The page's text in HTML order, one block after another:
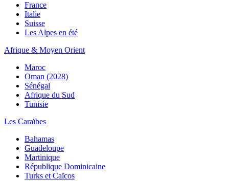
France
Italie
Suisse
Les Alpes en été
Afrique & Moyen Orient
Maroc
Oman (2028)
Sénégal
Afrique du Sud
Tunisie
Les Caraïbes
Bahamas
Guadeloupe
Martinique
République Dominicaine
Turks et Caïcos